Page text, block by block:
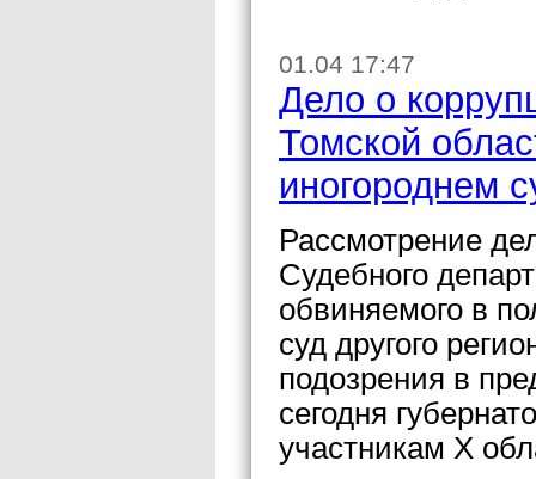
01.04 17:47
Дело о
Томской
иногороднем
Рассмотрение
Судебного
обвиняемого в
суд другого
подозрения в
сегодня
участникам Х